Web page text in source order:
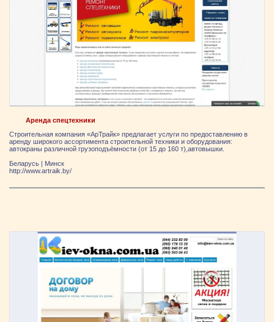
Аренда спецтехники
Строительная компания «АрТрайк» предлагает услуги по предоставлению в
аренду широкого ассортимента строительной техники и оборудования:
автокраны различной грузоподъёмности (от 15 до 160 т),автовышки.
Беларусь | Минск
http://www.artraik.by/